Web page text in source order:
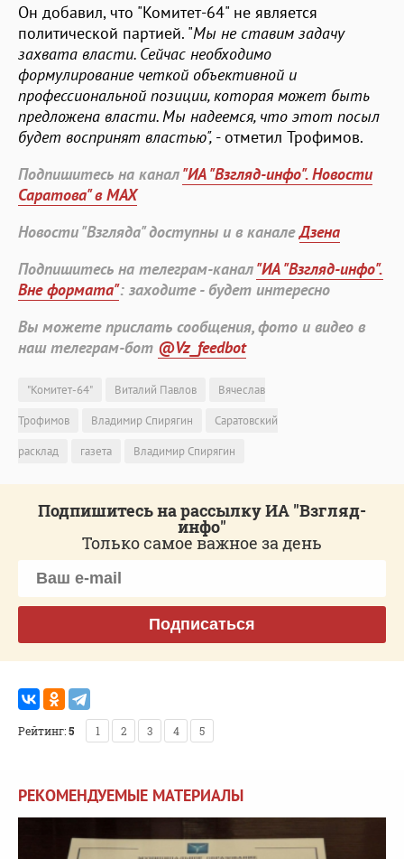
Он добавил, что "Комитет-64" не является
политической партией. "Мы не ставим задачу
захвата власти. Сейчас необходимо
формулирование четкой объективной и
профессиональной позиции, которая может быть
предложена власти. Мы надеемся, что этот посыл
будет воспринят властью", - отметил Трофимов.
Подпишитесь на канал"ИА "Взгляд-инфо". Новости
Саратова" в MAX
Новости "Взгляда" доступны и в каналеДзена
Подпишитесь на телеграм-канал"ИА "Взгляд-инфо".
Вне формата": заходите - будет интересно
Вы можете прислать сообщения, фото и видео в
наш телеграм-бот @Vz_feedbot
"Комитет-64" Виталий Павлов
Вячеслав
Трофимов
Владимир Спирягин
Саратовский
расклад
газета Владимир Спирягин
Подпишитесь на рассылку ИА "Взгляд-
инфо"
Только самое важное за день
Подписаться
Рейтинг:5 1 2 3 4 5
РЕКОМЕНДУЕМЫЕ МАТЕРИАЛЫ